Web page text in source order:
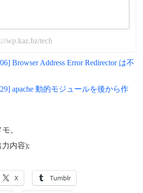
wp.kaz.bz/tech
Browser Address Error Redirector は不
apache 動的モジュールを後から作
。
力内容);
X Tumblr